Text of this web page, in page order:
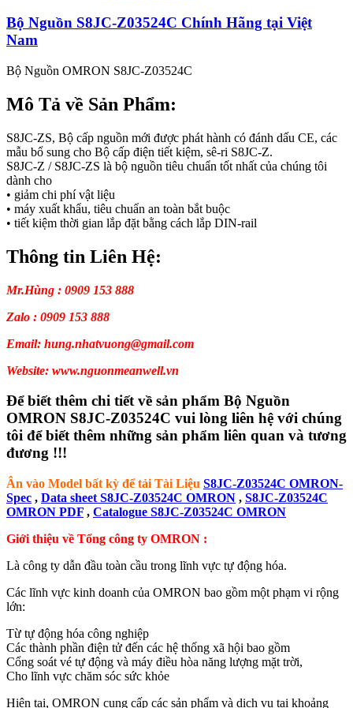
Bộ Nguồn S8JC-Z03524C Chính Hãng tại Việt
Nam
Bộ Nguồn OMRON S8JC-Z03524C
Mô Tả về Sản Phẩm:
S8JC-ZS, Bộ cấp nguồn mới được phát hành có đánh dấu CE, các
mẫu bổ sung cho Bộ cấp điện tiết kiệm, sê-ri S8JC-Z.
S8JC-Z / S8JC-ZS là bộ nguồn tiêu chuẩn tốt nhất của chúng tôi
dành cho
• giảm chi phí vật liệu
• máy xuất khẩu, tiêu chuẩn an toàn bắt buộc
• tiết kiệm thời gian lắp đặt bằng cách lắp DIN-rail
Thông tin Liên Hệ:
Mr.Hùng : 0909 153 888
Zalo : 0909 153 888
Email: hung.nhatvuong@gmail.com
Website: www.nguonmeanwell.vn
Để biết thêm chi tiết về sản phẩm Bộ Nguồn
OMRON S8JC-Z03524C vui lòng liên hệ với chúng
tôi để biết thêm những sản phẩm liên quan và tương
đương !!!
Ân vào Model bất kỳ để tải Tài Liệu S8JC-Z03524C OMRON-
Spec , Data sheet S8JC-Z03524C OMRON , S8JC-Z03524C
OMRON PDF , Catalogue S8JC-Z03524C OMRON
Giới thiệu về Tổng công ty OMRON :
Là công ty dẫn đầu toàn cầu trong lĩnh vực tự động hóa.
Các lĩnh vực kinh doanh của OMRON bao gồm một phạm vi rộng
lớn:
Từ tự động hóa công nghiệp
Các thành phần điện tử đến các hệ thống xã hội bao gồm
Cổng soát vé tự động và máy điều hòa năng lượng mặt trời,
Cho lĩnh vực chăm sóc sức khỏe
Hiện tại, OMRON cung cấp các sản phẩm và dịch vụ tại khoảng